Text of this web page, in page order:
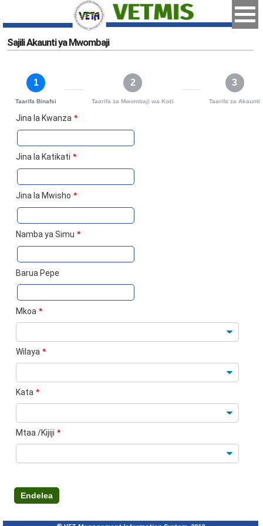
Sajili Akaunti ya Mwombaji
1
Taarifa Binafsi
2
Taarifa za Mwombaji wa Kozi
3
Taarifa za Akaunti
Jina la Kwanza *
Jina la Katikati *
Jina la Mwisho *
Namba ya Simu *
Barua Pepe
Mkoa *
Wilaya *
Kata *
Mtaa /Kijiji *